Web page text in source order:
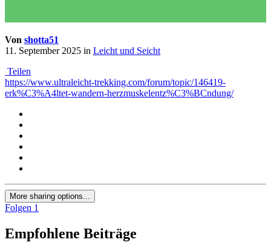
Von shotta51
11. September 2025 in Leicht und Seicht
Teilen
https://www.ultraleicht-trekking.com/forum/topic/146419-
erk%C3%A4ltet-wandern-herzmuskelentz%C3%BCndung/
More sharing options...
Folgen 1
Empfohlene Beiträge